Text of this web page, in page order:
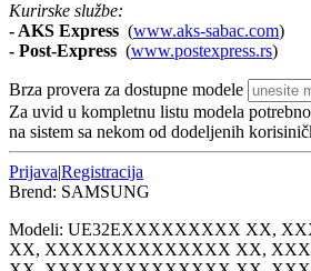
Kurirske službe:
- AKS Express (www.aks-sabac.com)
- Post-Express (www.postexpress.rs)
Brza provera za dostupne modele
Za uvid u kompletnu listu modela
na sistem sa nekom od dodeljenih
Prijava|Registracija
Brend: SAMSUNG
Modeli: UE32EXXXXXXXXX XX,
XX, XXXXXXXXXXXXXX XX,